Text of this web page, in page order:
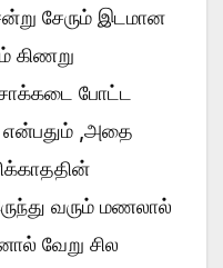
சேரும் இடமான
கிணறு
போட்ட
என்பதும் ,அதை
வரும் மணலால்
வேறு சில